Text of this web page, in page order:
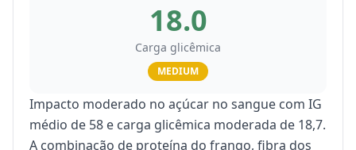
18.0
Carga glicêmica
MEDIUM
Impacto moderado no açúcar no sangue com IG
médio de 58 e carga glicêmica moderada de 18,7.
A combinação de proteína do frango, fibra dos